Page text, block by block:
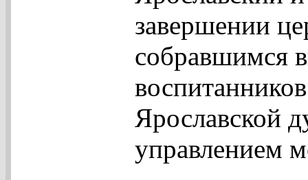
завершении
собравшимся
Ярославской
управлением